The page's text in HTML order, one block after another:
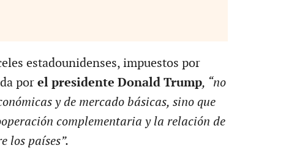
estadounidenses, impuestos por
porel presidente Donald Trump, “no
y de mercado básicas, sino que
complementaria y la relación de
los países”.